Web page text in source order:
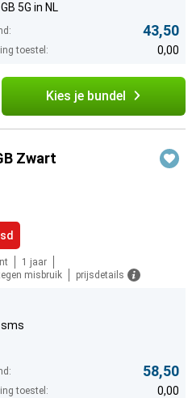
5G in NL
43,50
toestel: 0,00
Kies je bundel
Zwart
1 jaar
misbruik
prijsdetails
58,50
toestel: 0,00